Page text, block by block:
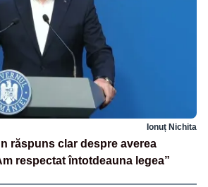
Ionuț Nichita
răspuns clar despre averea
respectat întotdeauna legea”